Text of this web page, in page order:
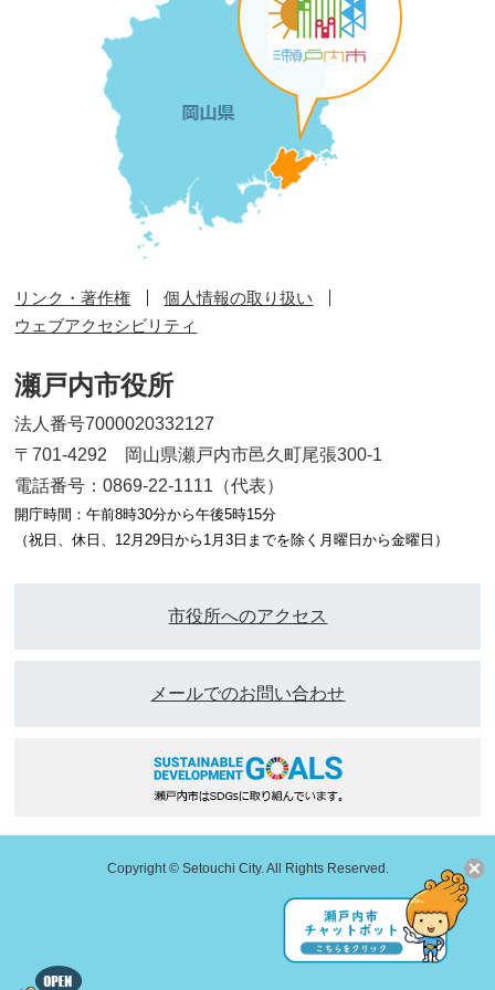
リンク・著作権
個人情報の取り扱い
ウェブアクセシビリティ
瀬戸内市役所
法人番号7000020332127
〒701-4292 岡山県瀬戸内市邑久町尾張300-1
電話番号：0869-22-1111（代表）
開庁時間：午前8時30分から午後5時15分
（祝日、休日、12月29日から1月3日までを除く月曜日から金曜日）
市役所へのアクセス
メールでのお問い合わせ
Copyright © Setouchi City. All Rights Reserved.